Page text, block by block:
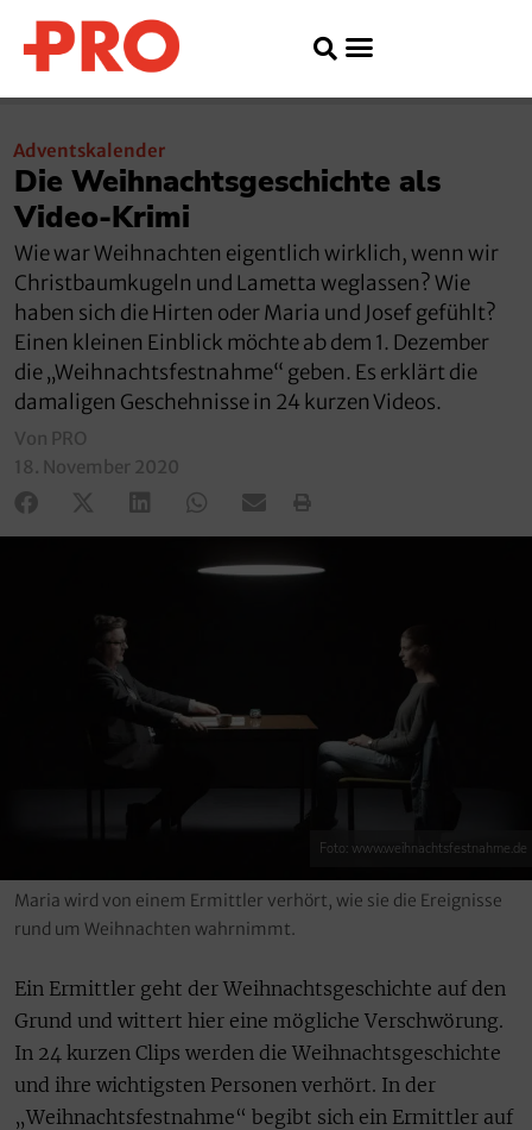
Adventskalender
Die Weihnachtsgeschichte als
Video-Krimi
Wie war Weihnachten eigentlich wirklich, wenn wir
Christbaumkugeln und Lametta weglassen? Wie
haben sich die Hirten oder Maria und Josef gefühlt?
Einen kleinen Einblick möchte ab dem 1. Dezember
die „Weihnachtsfestnahme“ geben. Es erklärt die
damaligen Geschehnisse in 24 kurzen Videos.
Von PRO
18. November 2020
Foto: www.weihnachtsfestnahme.de
Maria wird von einem Ermittler verhört, wie sie die Ereignisse
rund um Weihnachten wahrnimmt.
Ein Ermittler geht der Weihnachtsgeschichte auf den
Grund und wittert hier eine mögliche Verschwörung.
In 24 kurzen Clips werden die Weihnachtsgeschichte
und ihre wichtigsten Personen verhört. In der
„Weihnachtsfestnahme“ begibt sich ein Ermittler auf